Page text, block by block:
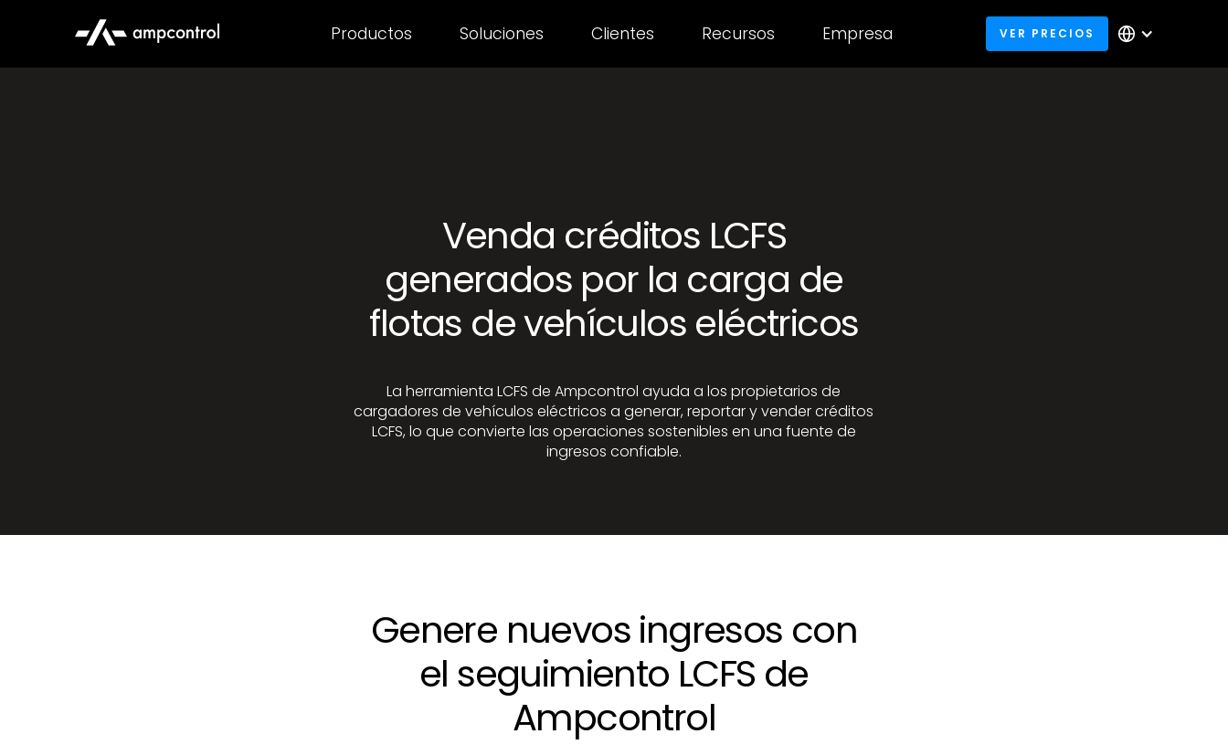
Productos Soluciones Clientes Recursos Empresa VER PRECIOS
Venda créditos LCFS
generados por la carga de
flotas de vehículos eléctricos
La herramienta LCFS de Ampcontrol ayuda a los propietarios de
cargadores de vehículos eléctricos a generar, reportar y vender créditos
LCFS, lo que convierte las operaciones sostenibles en una fuente de
ingresos confiable.
Genere nuevos ingresos con
el seguimiento LCFS de
Ampcontrol